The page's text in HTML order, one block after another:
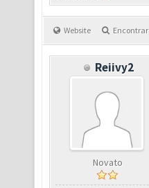
Website Encontrar
Reiivy2
Novato